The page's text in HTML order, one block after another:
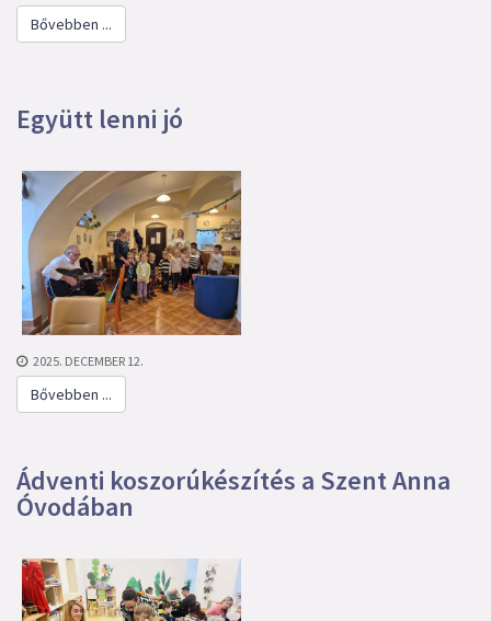
Bővebben ...
Együtt lenni jó
2025. DECEMBER 12.
Bővebben ...
Ádventi koszorúkészítés a Szent Anna
Óvodában